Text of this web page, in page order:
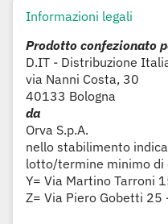
Informazioni legali
Prodotto confezionato
D.IT - Distribuzione
via Nanni Costa, 30
40133 Bologna
da
Orva S.p.A.
nello stabilimento
lotto/termine minimo di
Y= Via Martino Tarroni
Z= Via Piero Gobetti 25